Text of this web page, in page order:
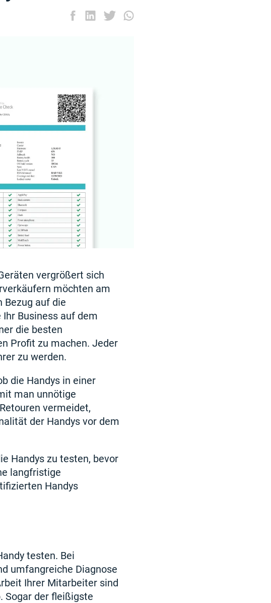
vergrößert sich
möchten am
Bezug auf die
Business auf dem
die besten
Profit zu machen. Jeder
zu werden.
die Handys in einer
man unnötige
vermeidet,
der Handys vor dem
Handys zu testen, bevor
langfristige
Handys
testen. Bei
umfangreiche Diagnose
Ihrer Mitarbeiter sind
Sogar der fleißigste